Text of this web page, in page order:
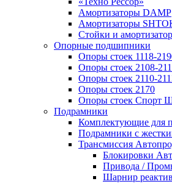
Амортизаторы DAMP
Амортизаторы
Стойки и
Опорные подшипники
Опоры стоек 1118-
Опоры стоек 2108-
Опоры стоек 2110-
Опоры стоек 2170
Опоры стоек Спорт
Подрамники
Комплектующие для
Подрамники с
Трансмиссия
Блокировки
Привода /
Шарнир